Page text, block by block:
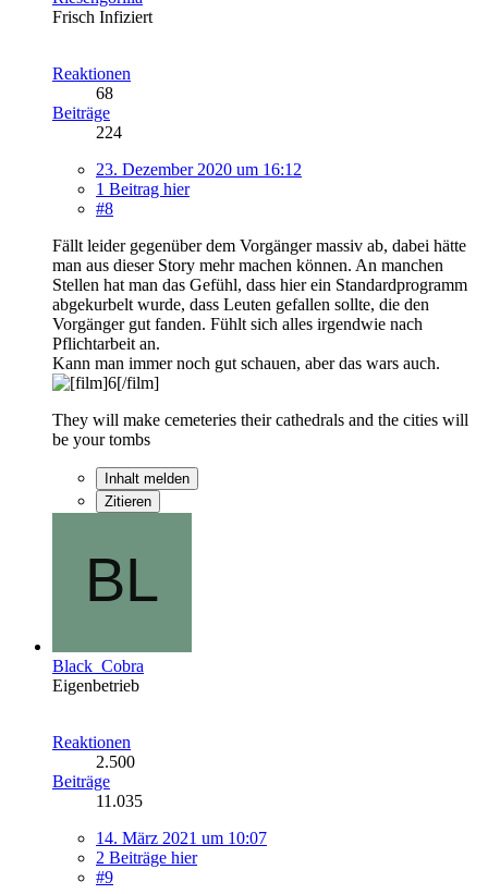
Frisch Infiziert
Reaktionen
68
Beiträge
224
23. Dezember 2020 um 16:12
1 Beitrag hier
#8
Fällt leider gegenüber dem Vorgänger massiv ab, dabei hätte
man aus dieser Story mehr machen können. An manchen
Stellen hat man das Gefühl, dass hier ein Standardprogramm
abgekurbelt wurde, dass Leuten gefallen sollte, die den
Vorgänger gut fanden. Fühlt sich alles irgendwie nach
Pflichtarbeit an.
Kann man immer noch gut schauen, aber das wars auch.
They will make cemeteries their cathedrals and the cities will
be your tombs
Inhalt melden
Zitieren
Black_Cobra
Eigenbetrieb
Reaktionen
2.500
Beiträge
11.035
14. März 2021 um 10:07
2 Beiträge hier
#9